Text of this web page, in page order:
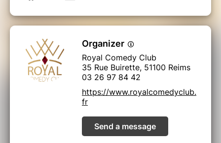
Organizer
Royal Comedy Club
35 Rue Buirette, 51100 Reims
03 26 97 84 42
https://www.royalcomedyclub.
fr
Send a message